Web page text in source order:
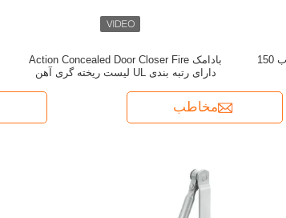
بادامک Action Concealed Door Closer Fire
دارای رتبه بندی UL لیست ریخته گری آهن
مخاطب
درب اتوماتیک قابل تنظیم سنگین برای درب 150